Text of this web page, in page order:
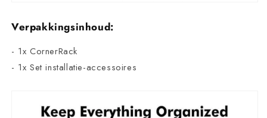
Verpakkingsinhoud:
- 1x CornerRack
- 1x Set installatie-accessoires